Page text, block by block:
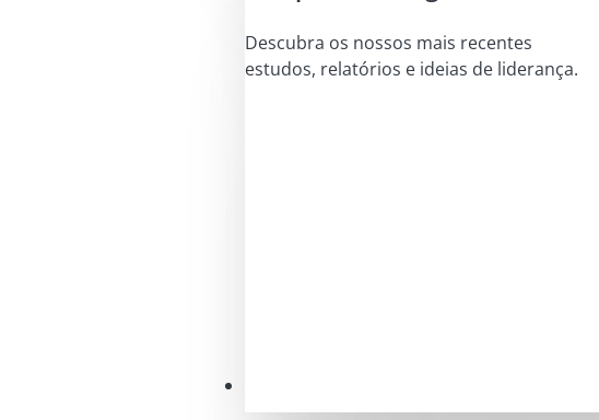
Descubra os nossos mais recentes
estudos, relatórios e ideias de liderança.